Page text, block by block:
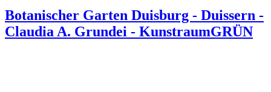
Botanischer Garten Duisburg - Duissern -
Claudia A. Grundei - KunstraumGRÜN